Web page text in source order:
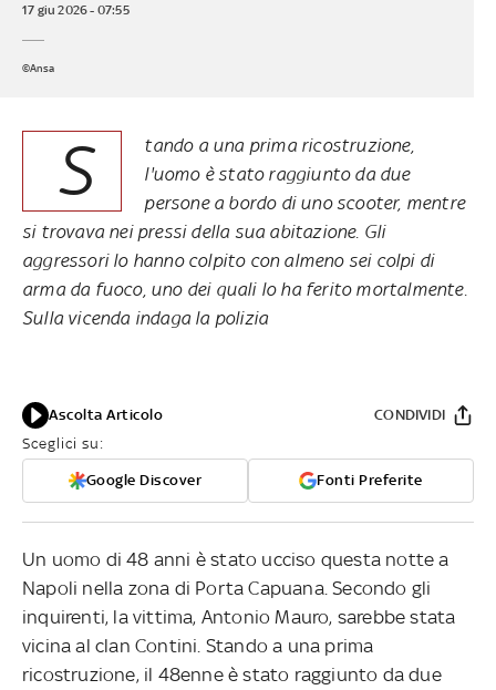
17 giu 2026 - 07:55
©Ansa
S
tando a una prima ricostruzione,
l'uomo è stato raggiunto da due
persone a bordo di uno scooter, mentre
si trovava nei pressi della sua abitazione. Gli
aggressori lo hanno colpito con almeno sei colpi di
arma da fuoco, uno dei quali lo ha ferito mortalmente.
Sulla vicenda indaga la polizia
Ascolta Articolo
Sceglici su:
Google Discover Fonti Preferite
CONDIVIDI
Un uomo di 48 anni è stato ucciso questa notte a
Napoli nella zona di Porta Capuana. Secondo gli
inquirenti, la vittima, Antonio Mauro, sarebbe stata
vicina al clan Contini. Stando a una prima
ricostruzione, il 48enne è stato raggiunto da due